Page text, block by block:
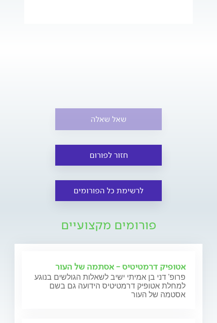
שאל שאלה
חזור לפורום
לרשימת כל הפורומים
פורומים מקצועיים
אטופיק דרמטיטיס - אסתמה של העור
פרופ' דני בן אמיתי ישיב לשאלות הגולשים בנוגע
למחלת אטופיק דרמטיטיס הידועה גם בשם
אסטמה של העור